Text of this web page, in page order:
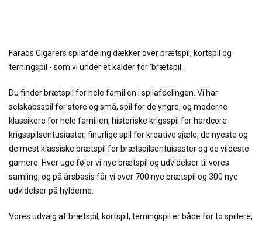
Faraos Cigarers spilafdeling dækker over brætspil, kortspil og
terningspil - som vi under et kalder for 'brætspil'.
Du finder brætspil for hele familien i spilafdelingen. Vi har
selskabsspil for store og små, spil for de yngre, og moderne
klassikere for hele familien, historiske krigsspil for hardcore
krigsspilsentusiaster, finurlige spil for kreative sjæle, de nyeste og
de mest klassiske brætspil for brætspilsentuisaster og de vildeste
gamere. Hver uge føjer vi nye brætspil og udvidelser til vores
samling, og på årsbasis får vi over 700 nye brætspil og 300 nye
udvidelser på hylderne.
Vores udvalg af brætspil, kortspil, terningspil er både for to spillere,